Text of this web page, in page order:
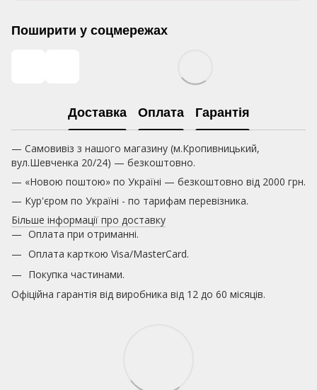
Поширити у соцмережах
Доставка Оплата Гарантія
— Самовивіз з нашого магазину (м.Кропивницький,
вул.Шевченка 20/24) — безкоштовно.
— «Новою поштою» по Україні — безкоштовно від 2000 грн.
— Кур'єром по Україні - по тарифам перевізника.
Більше інформації про доставку
Оплата при отриманні.
Оплата карткою Visa/MasterCard.
Покупка частинами.
Офіційна гарантія від виробника від 12 до 60 місяців.